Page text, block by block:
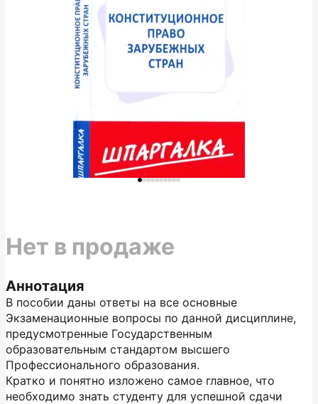
Аннотация
В пособии даны ответы на все основные
Экзаменационные вопросы по данной дисциплине,
предусмотренные Государственным
образовательным стандартом высшего
Профессионального образования.
Кратко и понятно изложено самое главное, что
необходимо знать студенту для успешной сдачи
Нет в продаже